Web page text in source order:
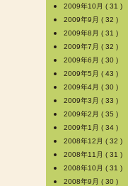
2009年10月 ( 31 )
2009年9月 ( 32 )
2009年8月 ( 31 )
2009年7月 ( 32 )
2009年6月 ( 30 )
2009年5月 ( 43 )
2009年4月 ( 30 )
2009年3月 ( 33 )
2009年2月 ( 35 )
2009年1月 ( 34 )
2008年12月 ( 32 )
2008年11月 ( 31 )
2008年10月 ( 31 )
2008年9月 ( 30 )